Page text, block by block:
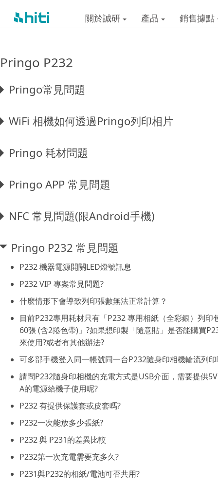
關於誠研 產品 銷售據點
Pringo P232
Pringo常見問題
WiFi 相機如何透過Pringo列印相片
Pringo 耗材問題
Pringo APP 常見問題
NFC 常見問題(限Android手機)
Pringo P232 常見問題
P232 機器電源開關LED燈號訊息
P232 VIP 專案常見問題?
什麼情形下會導致列印張數無法正常計算？
目前P232專用耗材只有「P232 專用相紙（全彩銀）列印
60張 (含2捲色帶)」?如果想印製「隨意貼」是否能購買
來使用?或者有其他辦法?
可多部手機登入同一帳號同一台P232隨身印相機輪流列印
請問P232隨身印相機的充電方式是USB介面，需要提供
A的電源給機子使用呢?
P232 有提供保護套或皮套嗎?
P232一次能放多少張紙?
P232 與 P231的差異比較
P232第一次充電需要充多久?
P231與P232的相紙/電池可否共用?